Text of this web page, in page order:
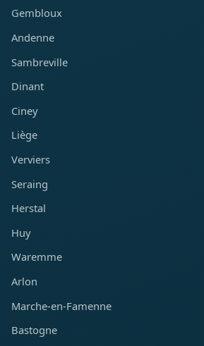
Gembloux
Andenne
Sambreville
Dinant
Ciney
Liège
Verviers
Seraing
Herstal
Huy
Waremme
Arlon
Marche-en-Famenne
Bastogne